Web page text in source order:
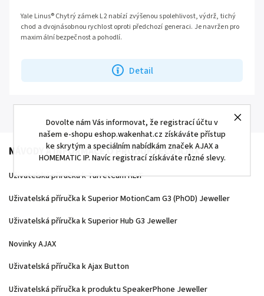
Dovolte nám Vás informovat, že registrací účtu v
našem e-shopu eshop.wakenhat.cz získáváte přístup
ke skrytým a speciálním nabídkám značek AJAX a
HOMEMATIC IP. Navíc registrací získáváte různé slevy.
Detail
Yale Linus® Chytrý zámek L2 nabízí zvýšenou spolehlivost, výdrž, tichý
chod a dvojnásobnou rychlost oproti předchozí generaci. Je navržen pro
maximální bezpečnost a pohodlí.
NÁVODY A INFORMACE O PRODUKTECH AJAX
Uživatelská příručka k TurretCam HLVF
Uživatelská příručka k Superior MotionCam G3 (PhOD) Jeweller
Uživatelská příručka k Superior Hub G3 Jeweller
Novinky AJAX
Uživatelská příručka k Ajax Button
Uživatelská příručka k produktu SpeakerPhone Jeweller